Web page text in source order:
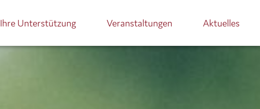
Ihre Unterstützung Veranstaltungen Aktuelles